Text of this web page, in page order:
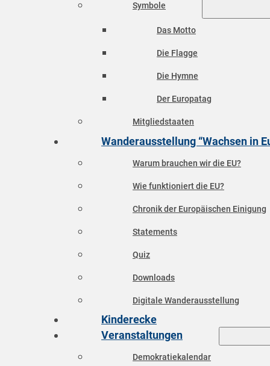
Symbole
Das Motto
Die Flagge
Die Hymne
Der Europatag
Mitgliedstaaten
Wanderausstellung “Wachsen in
Warum brauchen wir die EU?
Wie funktioniert die EU?
Chronik der Europäischen Einigung
Statements
Quiz
Downloads
Digitale Wanderausstellung
Kinderecke
Veranstaltungen
Demokratiekalendar